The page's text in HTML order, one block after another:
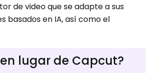
de video que se adapte a sus
basados ​​en IA, así como el
lugar de Capcut?